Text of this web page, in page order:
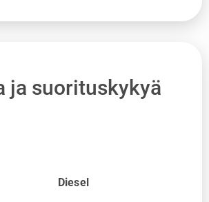
ja suorituskykyä
Diesel